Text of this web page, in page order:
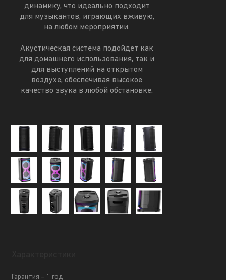
динамику, что идеально подходит
для музыкантов, играющих вживую,
на любом мероприятии.
Акустическая система подойдет как
для домашнего использования, так и
для выступлений на открытом
воздухе, обеспечивая высокое
качество звука в любой обстановке.
Гарантия – 1 год